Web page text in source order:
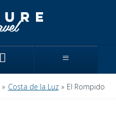
» Costa de la Luz » El Rompido